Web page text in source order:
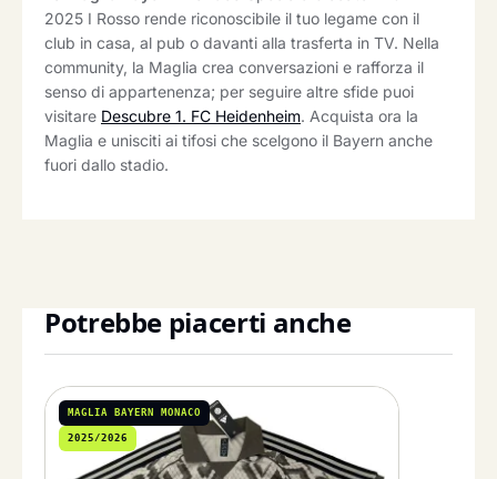
2025 I Rosso rende riconoscibile il tuo legame con il
club in casa, al pub o davanti alla trasferta in TV. Nella
community, la Maglia crea conversazioni e rafforza il
senso di appartenenza; per seguire altre sfide puoi
visitare Descubre 1. FC Heidenheim. Acquista ora la
Maglia e unisciti ai tifosi che scelgono il Bayern anche
fuori dallo stadio.
Potrebbe piacerti anche
MAGLIA BAYERN MONACO
2025/2026